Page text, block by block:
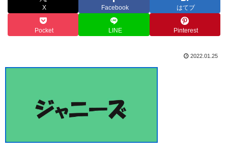
X Facebook はてブ
Pocket LINE Pinterest
2022.01.25